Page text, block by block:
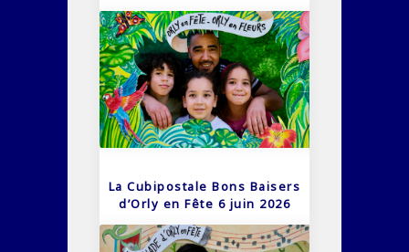
La Cubipostale Bons Baisers
d’Orly en Fête 6 juin 2026